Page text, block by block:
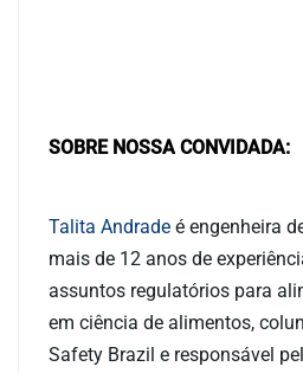
SOBRE NOSSA CONVIDADA:
Talita Andrade é engenheira
mais de 12 anos de
assuntos regulatórios para
em ciência de alimentos,
Safety Brazil e responsável